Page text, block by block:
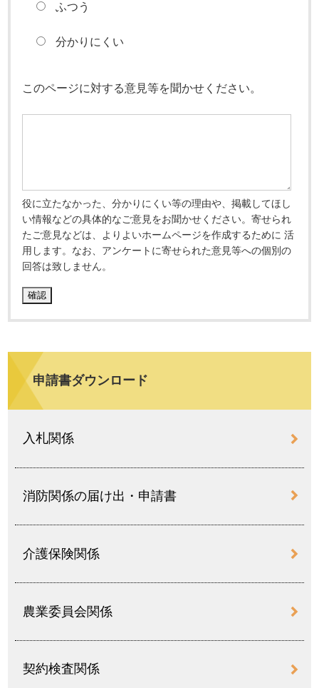
ふつう
分かりにくい
このページに対する意見等を聞かせください。
役に立たなかった、分かりにくい等の理由や、掲載してほし
い情報などの具体的なご意見をお聞かせください。寄せられ
たご意見などは、よりよいホームページを作成するために 活
用します。なお、アンケートに寄せられた意見等への個別の
回答は致しません。
申請書ダウンロード
入札関係
消防関係の届け出・申請書
介護保険関係
農業委員会関係
契約検査関係